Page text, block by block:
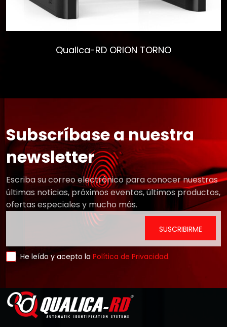
Qualica-RD ORION TORNO
Subscríbase a nuestra
newsletter
Escriba su correo electrónico para conocer nuestras
últimas noticias, próximos eventos, últimos productos,
ofertas especiales y mucho más.
He leído y acepto la Política de Privacidad.